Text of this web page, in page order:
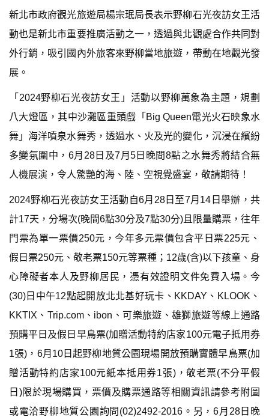
新北市政府觀光旅遊局楊宗珉局長表示野柳石光夜訪女王活
動也是新北市重要推廣活動之一，透過與北觀處合作共同對
外行銷，吸引國內外旅客來野柳當地旅遊，帶動在地觀光發
展。
「2024野柳石光夜訪女王」活動以野柳萬象為主題，規劃
八大燈區，其中沙灘區重頭戲「Big Queen電光火石映象水
舞」海洋噴泉水舞秀，透過水、火及光的變化，沉浸在繽紛
多變氛圍中，6月28日及7月5日晚間8點之水舞秀將結合無
人機展演，令人驚艷的海、陸、空視覺盛宴，敬請期待！
2024野柳石光夜訪女王活動自6月28日至7月14日舉辦，共
計17天，分場次(晚間6點30分及7點30分)且限量購票，往年
門票為單一票價250元，今年多元票價包含平日票225元、
假日票250元、敬老票150元等票種；12歲(含)以下孩童、身
心障礙者本人及野柳居民，憑有效證明文件免費入場。今
(30)日中午12點起開放北北基好玩卡、KKDAY、KLOOK、
KKTIX、Trip.com、ibon、可樂旅遊、雄獅旅遊等線上通路
預購平日及假日早鳥票(加贈活動特約店家100元電子抵用券
1張)，6月10日起野柳地質公園現場開放預購實體早鳥票(加
贈活動特約店家100元紙本抵用券1張)，敬老票(不分平假
日)限於現場購買，票價及購票通路等相關資訊請參考附圖
或電洽野柳地質公園詢問(02)2492-2016。另，6月28日晚